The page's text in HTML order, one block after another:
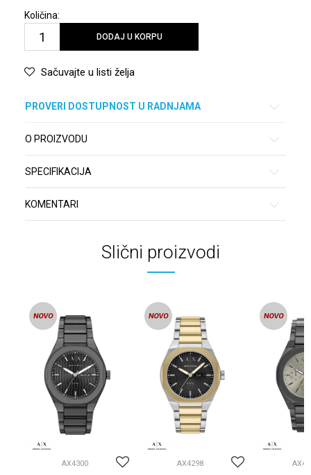
Količina:
DODAJ U KORPU
Sačuvajte u listi želja
PROVERI DOSTUPNOST U RADNJAMA
O PROIZVODU
SPECIFIKACIJA
KOMENTARI
Slični proizvodi
AX4300 AX4298